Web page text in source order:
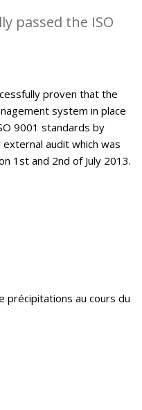
passed the ISO
proven that the
system in place
9001 standards by
external audit which was
1st and 2nd of July 2013.
précipitations au cours du